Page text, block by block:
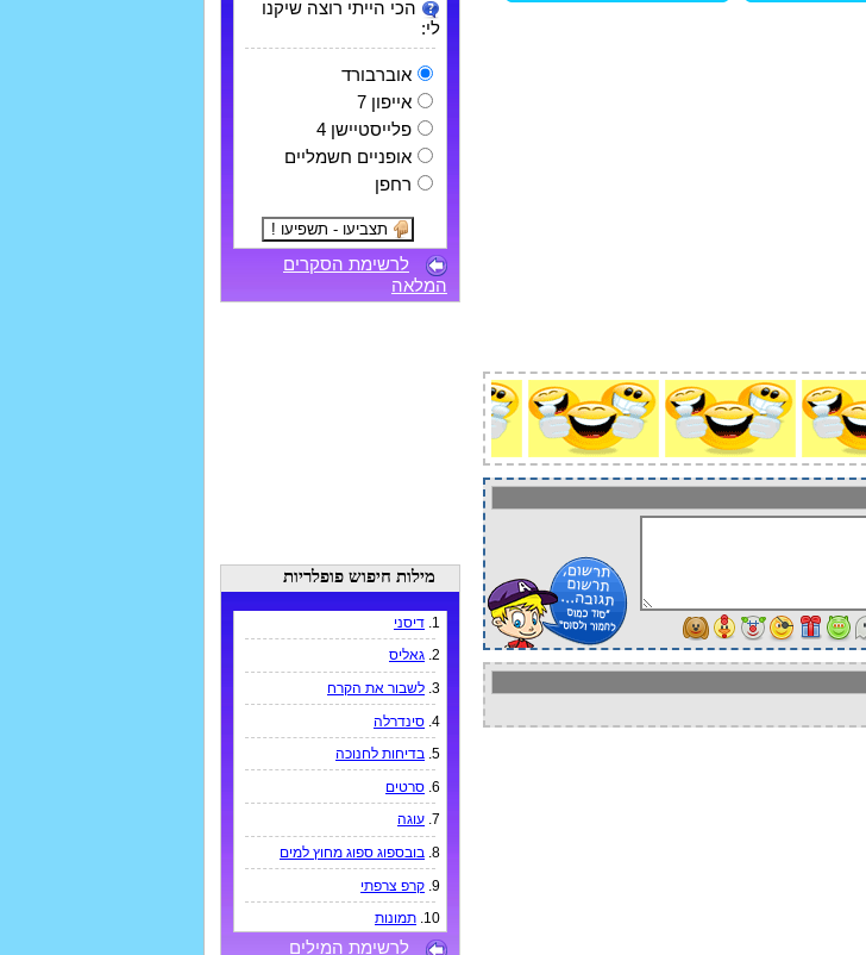
הכי הייתי רוצה שיקנו
לי:
אוברבורד
אייפון 7
פלייסטיישן 4
אופניים חשמליים
רחפן
לרשימת הסקרים
המלאה
מילות חיפוש פופלריות
1. דיסני
2. גאליס
3. לשבור את הקרח
4. סינדרלה
5. בדיחות לחנוכה
6. סרטים
7. עוגה
8. בובספוג ספוג מחוץ למים
9. קרפ צרפתי
10. תמונות
לרשימת המילים